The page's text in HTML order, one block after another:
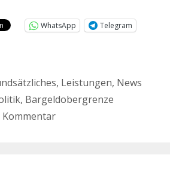
WhatsApp
Telegram
, Leistungen, News
, Bargeldobergrenze
Kommentar